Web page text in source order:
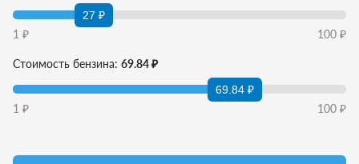
27 ₽
1 ₽ 100 ₽
Стоимость бензина: 69.84 ₽
69.84 ₽
1 ₽ 100 ₽